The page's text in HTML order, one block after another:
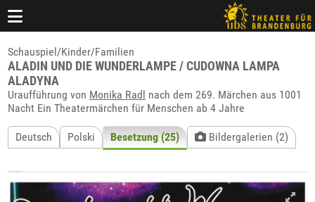
Schauspiel/Kinder/Familien
ALADIN UND DIE WUNDERLAMPE / CUDOWNA LAMPA
ALADYNA
Uraufführung von Monika Radl nach dem 269. Märchen aus 1001
Nacht Ein Theatermärchen für Menschen ab 4 Jahre
Deutsch Polski Besetzung (25) Bildergalerien (2)